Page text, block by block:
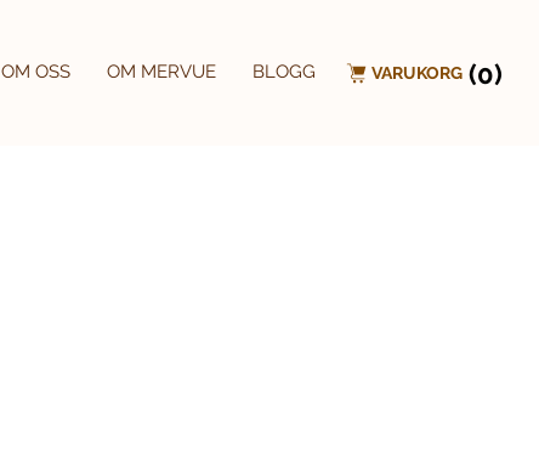
OM OSS OM MERVUE BLOGG VARUKORG (0)